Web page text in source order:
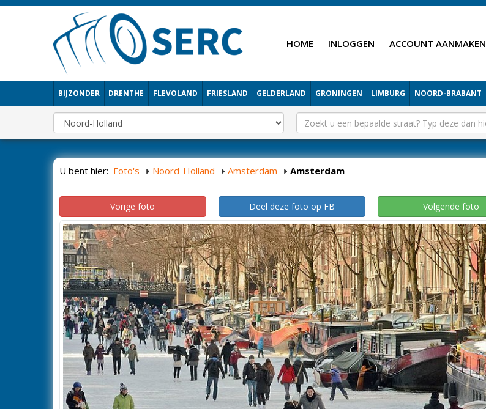
HOME INLOGGEN ACCOUNT AANMAKEN
BIJZONDER DRENTHE FLEVOLAND FRIESLAND GELDERLAND GRONINGEN LIMBURG NOORD-BRABANT
U bent hier: Foto's Noord-Holland Amsterdam Amsterdam
Vorige foto Deel deze foto op FB Volgende foto